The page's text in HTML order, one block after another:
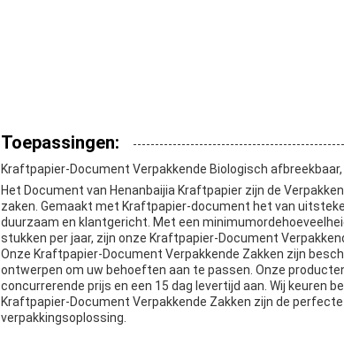
Toepassingen:
Kraftpapier-Document Verpakkende Biologisch
Het Document van Henanbaijia Kraftpapier zijn de
zaken. Gemaakt met Kraftpapier-document het van
duurzaam en klantgericht. Met een
stukken per jaar, zijn onze Kraftpapier-Document
Onze Kraftpapier-Document Verpakkende Zakken zijn
ontwerpen om uw behoeften aan te passen. Onze
concurrerende prijs en een 15 dag levertijd aan. Wij keuren
Kraftpapier-Document Verpakkende Zakken zijn de
verpakkingsoplossing.